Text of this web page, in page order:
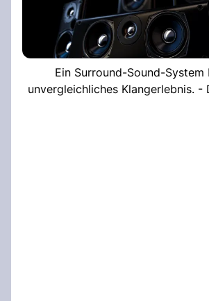
Ein Surround-Sound-System
unvergleichliches Klangerlebnis. -